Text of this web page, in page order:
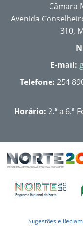
Câmara
Avenida
310,
E-mail:
Telefone: 254
Horário: 2.ª a 6.ª
Sugestões e